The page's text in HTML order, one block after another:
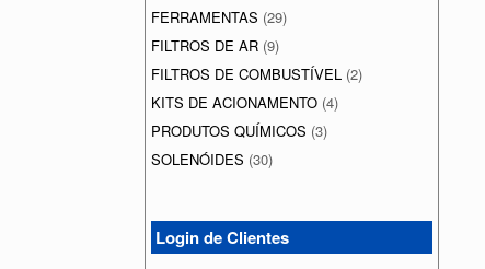
FERRAMENTAS (29)
FILTROS DE AR (9)
FILTROS DE COMBUSTÍVEL (2)
KITS DE ACIONAMENTO (4)
PRODUTOS QUÍMICOS (3)
SOLENÓIDES (30)
Login de Clientes